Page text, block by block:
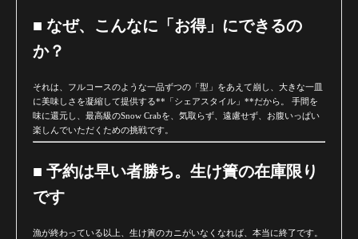
■ なぜ、こんなに「お得」にできるの
か？
それは、フルコースのような一品ずつの「型」をあえて崩し、大きな一皿
に美味しさを凝縮して提供する**「シェアスタイル」**だから。 手間を
味に還元し、最高級のSnow Crabを、気取らず、遠慮せず、お腹いっぱい
楽しんでいただくための挑戦です。
■ 予約は早い者勝ち。生け簀の在庫限り
です
漁が終わっている以上、生け簀のカニがいなくなれば、本当に終了です。